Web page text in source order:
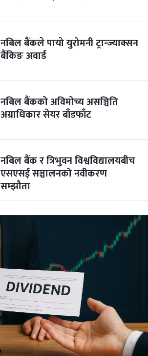
नबिल बैंकले पायो युरोमनी ट्रान्ज्याक्सन
बैंकिङ अवार्ड
नबिल बैंकको अविमोच्य असञ्चिति
अग्राधिकार सेयर बाँडफाँट
नबिल बैंक र त्रिभुवन विश्वविद्यालयबीच
एसएसई सञ्चालनको नवीकरण
सम्झौता